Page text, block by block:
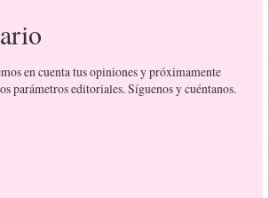
en cuenta tus opiniones y próximamente
parámetros editoriales. Síguenos y cuéntanos.